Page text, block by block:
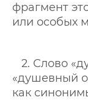
фрагмент
или особых
2. Слово
«душевный
как